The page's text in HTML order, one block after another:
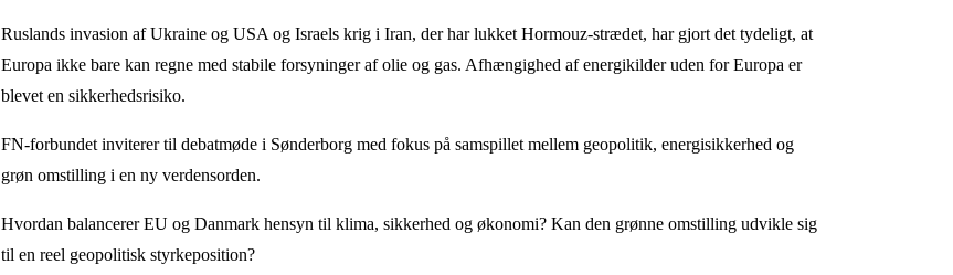
Ruslands invasion af Ukraine og USA og Israels krig i Iran, der har lukket Hormouz-strædet, har gjort det tydeligt, at
Europa ikke bare kan regne med stabile forsyninger af olie og gas. Afhængighed af energikilder uden for Europa er
blevet en sikkerhedsrisiko.
FN-forbundet inviterer til debatmøde i Sønderborg med fokus på samspillet mellem geopolitik, energisikkerhed og
grøn omstilling i en ny verdensorden.
Hvordan balancerer EU og Danmark hensyn til klima, sikkerhed og økonomi? Kan den grønne omstilling udvikle sig
til en reel geopolitisk styrkeposition?